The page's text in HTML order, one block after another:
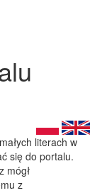
literach w
się do portalu.
mógł
z